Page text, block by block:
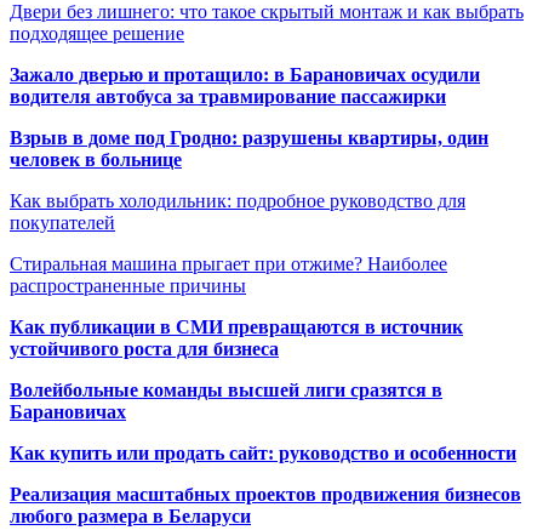
Двери без лишнего: что такое скрытый монтаж и как выбрать
подходящее решение
Зажало дверью и протащило: в Барановичах осудили
водителя автобуса за травмирование пассажирки
Взрыв в доме под Гродно: разрушены квартиры, один
человек в больнице
Как выбрать холодильник: подробное руководство для
покупателей
Стиральная машина прыгает при отжиме? Наиболее
распространенные причины
Как публикации в СМИ превращаются в источник
устойчивого роста для бизнеса
Волейбольные команды высшей лиги сразятся в
Барановичах
Как купить или продать сайт: руководство и особенности
Реализация масштабных проектов продвижения бизнесов
любого размера в Беларуси